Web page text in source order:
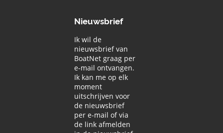
Nieuwsbrief
Ik wil de
nieuwsbrief van
BoatNet graag per
e-mail ontvangen.
Ik kan me op elk
moment
uitschrijven voor
de nieuwsbrief
per e-mail of via
de link afmelden